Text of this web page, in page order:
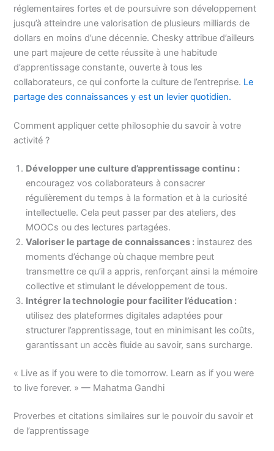
réglementaires fortes et de poursuivre son développement
jusqu’à atteindre une valorisation de plusieurs milliards de
dollars en moins d’une décennie. Chesky attribue d’ailleurs
une part majeure de cette réussite à une habitude
d’apprentissage constante, ouverte à tous les
collaborateurs, ce qui conforte la culture de l’entreprise. Le
partage des connaissances y est un levier quotidien.
Comment appliquer cette philosophie du savoir à votre
activité ?
Développer une culture d’apprentissage continu :
encouragez vos collaborateurs à consacrer
régulièrement du temps à la formation et à la curiosité
intellectuelle. Cela peut passer par des ateliers, des
MOOCs ou des lectures partagées.
Valoriser le partage de connaissances : instaurez des
moments d’échange où chaque membre peut
transmettre ce qu’il a appris, renforçant ainsi la mémoire
collective et stimulant le développement de tous.
Intégrer la technologie pour faciliter l’éducation :
utilisez des plateformes digitales adaptées pour
structurer l’apprentissage, tout en minimisant les coûts,
garantissant un accès fluide au savoir, sans surcharge.
« Live as if you were to die tomorrow. Learn as if you were
to live forever. » — Mahatma Gandhi
Proverbes et citations similaires sur le pouvoir du savoir et
de l’apprentissage